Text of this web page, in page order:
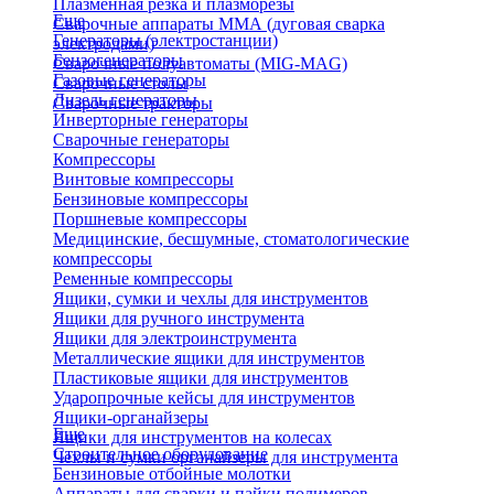
Плазменная резка и плазморезы
Сварочные аппараты ММА (дуговая сварка
электродами)
Сварочные полуавтоматы (MIG-MAG)
Сварочные столы
Сварочные тракторы
Еще
Генераторы (электростанции)
Бензогенераторы
Газовые генераторы
Дизель генераторы
Инверторные генераторы
Сварочные генераторы
Компрессоры
Винтовые компрессоры
Бензиновые компрессоры
Поршневые компрессоры
Медицинские, бесшумные, стоматологические
компрессоры
Ременные компрессоры
Ящики, сумки и чехлы для инструментов
Ящики для ручного инструмента
Ящики для электроинструмента
Металлические ящики для инструментов
Пластиковые ящики для инструментов
Ударопрочные кейсы для инструментов
Ящики-органайзеры
Ящики для инструментов на колесах
Чехлы и сумки органайзеры для инструмента
Еще
Строительное оборудование
Бензиновые отбойные молотки